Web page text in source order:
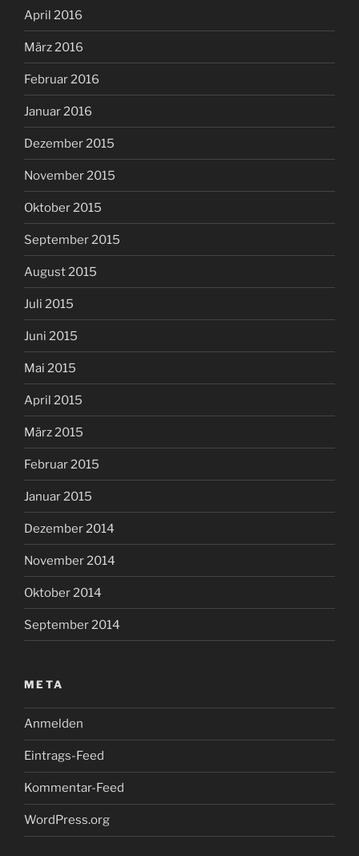
April 2016
März 2016
Februar 2016
Januar 2016
Dezember 2015
November 2015
Oktober 2015
September 2015
August 2015
Juli 2015
Juni 2015
Mai 2015
April 2015
März 2015
Februar 2015
Januar 2015
Dezember 2014
November 2014
Oktober 2014
September 2014
META
Anmelden
Eintrags-Feed
Kommentar-Feed
WordPress.org